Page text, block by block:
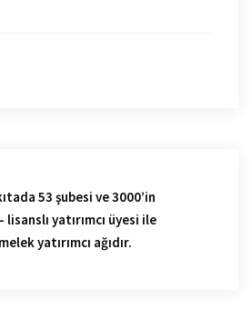
53 şubesi ve 3000’in
yatırımcı üyesi ile
yatırımcı ağıdır.